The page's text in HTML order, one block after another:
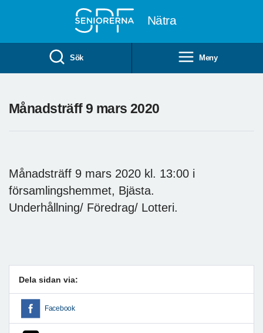
Nätra
Sök Meny
Månadsträff 9 mars 2020
Månadsträff 9 mars 2020 kl. 13:00 i
församlingshemmet, Bjästa.
Underhållning/ Föredrag/ Lotteri.
Dela sidan via:
Facebook